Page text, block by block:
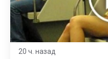
20 ч. назад